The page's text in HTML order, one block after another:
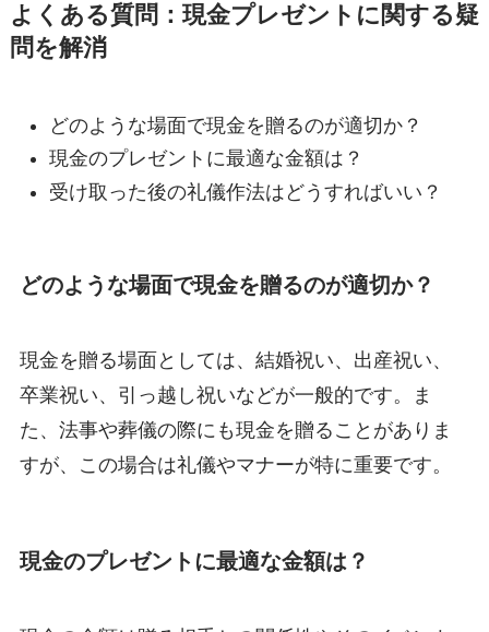
よくある質問：現金プレゼントに関する疑
問を解消
どのような場面で現金を贈るのが適切か？
現金のプレゼントに最適な金額は？
受け取った後の礼儀作法はどうすればいい？
どのような場面で現金を贈るのが適切か？
現金を贈る場面としては、結婚祝い、出産祝い、
卒業祝い、引っ越し祝いなどが一般的です。ま
た、法事や葬儀の際にも現金を贈ることがありま
すが、この場合は礼儀やマナーが特に重要です。
現金のプレゼントに最適な金額は？